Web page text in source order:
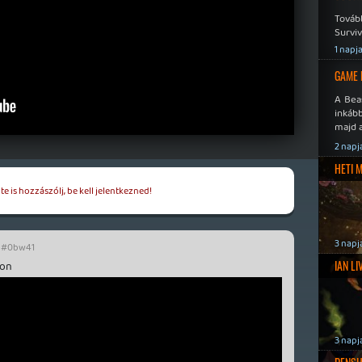
is hozzászólj, be kell jelentkezned!
#0bw41
1 napja
GAME
A
majd
2
HETI
3
IAN
3